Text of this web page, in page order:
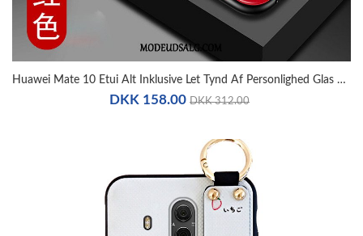
Huawei Mate 10 Etui Alt Inklusive Let Tynd Af Personlighed Glas Anti-Fald
DKK 158.00 DKK 312.00